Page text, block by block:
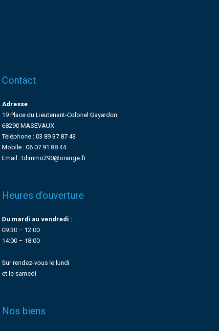
Contact
Adresse
19 Place du Lieutenant-Colonel Gayardon
68290 MASEVAUX
Téléphone : 03 89 37 87 43
Mobile : 06 07 91 88 44
Email : tdimmo290@orange.fr
Heures d’ouverture
Du mardi au vendredi :
09:30 – 12:00
14:00 – 18:00
Sur rendez-vous le lundi
et le samedi
Nos biens